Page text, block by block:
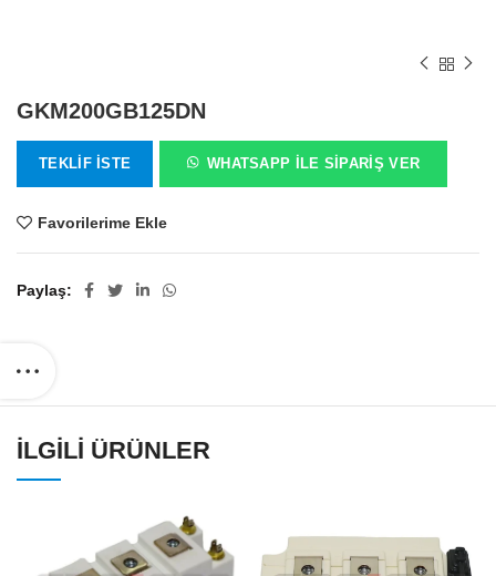
GKM200GB125DN
TEKLIF İSTE WHATSAPP ILE SIPARIŞ VER
Favorilerime Ekle
Paylaş
İLGILI ÜRÜNLER